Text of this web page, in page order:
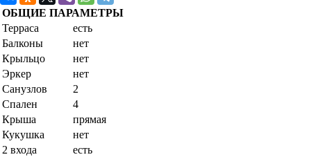
ОБЩИЕ ПАРАМЕТРЫ
Терраса
есть
Балконы
нет
Крыльцо
нет
Эркер
нет
Санузлов
2
Спален
4
Крыша
прямая
Кукушка
нет
2 входа
есть